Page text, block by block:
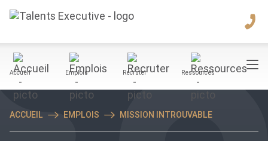
Accueil Emplois Recruter Ressources
ACCUEIL EMPLOIS MISSION INTROUVABLE